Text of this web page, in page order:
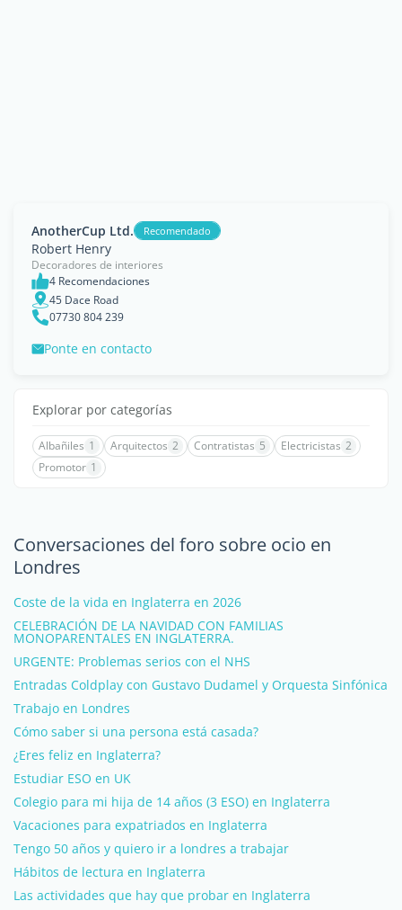
AnotherCup Ltd. Recomendado
Robert Henry
Decoradores de interiores
4 Recomendaciones
45 Dace Road
07730 804 239
Ponte en contacto
Explorar por categorías
Albañiles 1 Arquitectos 2 Contratistas 5 Electricistas 2
Promotor 1
Conversaciones del foro sobre ocio en
Londres
Coste de la vida en Inglaterra en 2026
CELEBRACIÓN DE LA NAVIDAD CON FAMILIAS
MONOPARENTALES EN INGLATERRA.
URGENTE: Problemas serios con el NHS
Entradas Coldplay con Gustavo Dudamel y Orquesta Sinfónica
Trabajo en Londres
Cómo saber si una persona está casada?
¿Eres feliz en Inglaterra?
Estudiar ESO en UK
Colegio para mi hija de 14 años (3 ESO) en Inglaterra
Vacaciones para expatriados en Inglaterra
Tengo 50 años y quiero ir a londres a trabajar
Hábitos de lectura en Inglaterra
Las actividades que hay que probar en Inglaterra